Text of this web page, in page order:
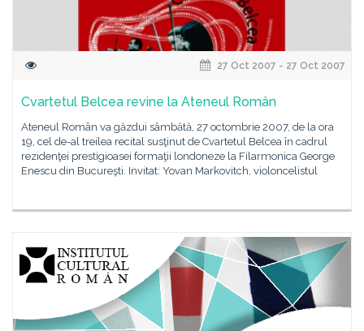
27 Oct 2007 - 27 Oct 2007
Cvartetul Belcea revine la Ateneul Român
Ateneul Român va găzdui sâmbătă, 27 octombrie 2007, de la ora
19, cel de-al treilea recital susţinut de Cvartetul Belcea în cadrul
rezidenţei prestigioasei formaţii londoneze la Filarmonica George
Enescu din Bucureşti. Invitat: Yovan Markovitch, violoncelistul